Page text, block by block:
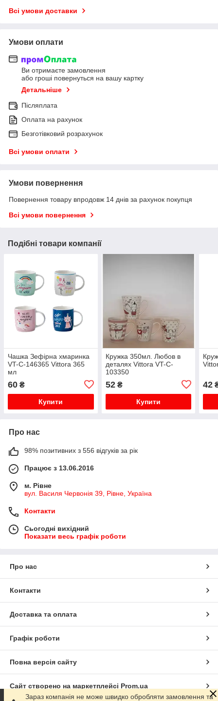
Всі умови доставки
Умови оплати
Ви отримаєте замовлення
або гроші повернуться на вашу картку
Детальніше
Післяплата
Оплата на рахунок
Безготівковий розрахунок
Всі умови оплати
Умови повернення
Повернення товару впродовж 14 днів за рахунок покупця
Всі умови повернення
Подібні товари компанії
Чашка Зефірна хмаринка
VT-C-146365 Vittora 365
мл
60 ₴
Купити
Кружка 350мл. Любов в
деталях Vittora VT-C-
103350
52₴
Купити
42
Про нас
98% позитивних з 556 відгуків за рік
Працює з 13.06.2016
м. Рівне
вул. Василя Червонія 39, Рівне, Україна
Контакти
Сьогодні вихідний
Показати весь графік роботи
Про нас
Контакти
Доставка та оплата
Графік роботи
Повна версія сайту
Сайт створено на маркетплейсі Prom.ua
Зараз компанія не може швидко обробляти замовлення та